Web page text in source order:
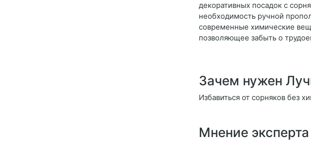
декоративных посадок с
необходимость ручной
современные химические
позволяющее забыть о
Зачем нужен
Избавиться от сорняков без
Мнение эксперта